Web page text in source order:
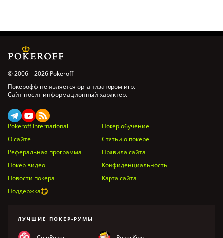
© 2006—2026 Pokeroff
Покерофф не является организатором игр.
Сайт носит информационный характер.
Pokeroff International
Покер обучение
О сайте
Статьи о покере
Реферальная программа
Правила сайта
Покер видео
Конфиденциальность
Новости покера
Карта сайта
Поддержка
ЛУЧШИЕ ПОКЕР-РУМЫ